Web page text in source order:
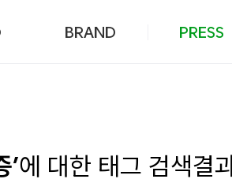
BRAND PRESS
’에 대한 태그 검색결